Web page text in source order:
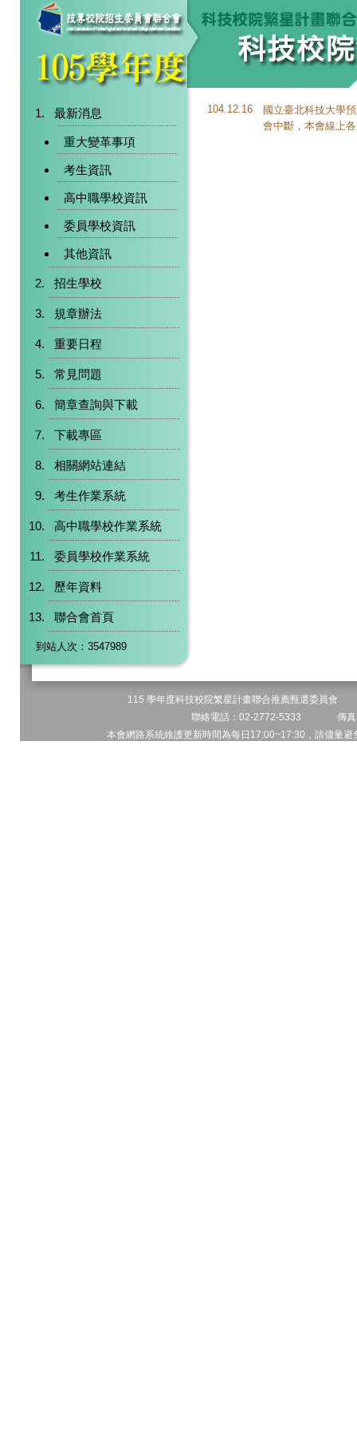
最新消息
重大變革事項
考生資訊
高中職學校資訊
委員學校資訊
其他資訊
招生學校
規章辦法
重要日程
常見問題
簡章查詢與下載
下載專區
相關網站連結
考生作業系統
高中職學校作業系統
委員學校作業系統
歷年資料
聯合會首頁
到站人次：3547989
104.12.16
國立臺北科技大學
會中斷，本會線上
115 學年度科技校院繁星計畫聯合推薦甄選委員會
聯絡電話：02-2772-5333 傳
本會網路系統維護更新時間為每日17:00~17:30，請儘量